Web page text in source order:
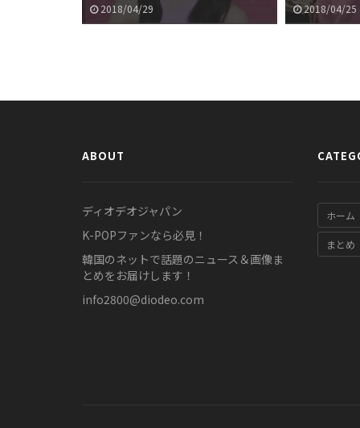
2018/04/29 2018/04/25
ABOUT
ディオデオジャパン
K-POPファンなら必見！
韓国のネットで話題のニュース＆画像ま
とめをお届けします！
info2800@diodeo.com
ホーム
まとめ